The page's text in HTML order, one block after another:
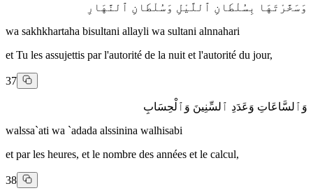
وَسَخَّرْتَهَا بِسُلْطَانِ ٱللَّيْلِ وَسُلْطَانِ ٱلنَّهَارِ
wa sakhkhartaha bisultani allayli wa sultani alnnahari
et Tu les assujettis par l'autorité de la nuit et l'autorité du jour,
37
وَٱلسَّاعَاتِ وَعَدَدِ ٱلسِّنِينَ وَٱلْحِسَابِ
walssa`ati wa `adada alssinina walhisabi
et par les heures, et le nombre des années et le calcul,
38